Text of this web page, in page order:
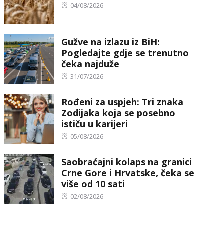
Posted
04/08/2026
Gužve na izlazu iz BiH:
Pogledajte gdje se trenutno
čeka najduže
Posted
31/07/2026
Rođeni za uspjeh: Tri znaka
Zodijaka koja se posebno
ističu u karijeri
Posted
05/08/2026
Saobraćajni kolaps na granici
Crne Gore i Hrvatske, čeka se
više od 10 sati
Posted
02/08/2026